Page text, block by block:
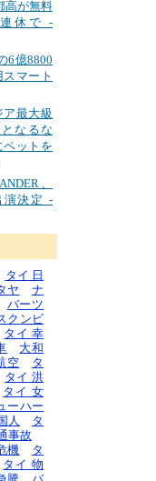
高が無料
休で -
6億8800
マート
最大級
なるな
ットを
、
演決定 -
タイ 日
ヤ
ナ
バーツ
クンビ
タイ 幸
大和
空
タ
タイ 洪
タイ 女
ーハー
人
タ
事故
機
タ
タイ 物